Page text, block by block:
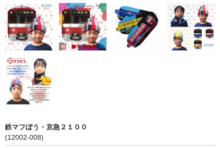
くつ下
新幹線シリーズ
貨物列車シリーズ
ふみきりシリーズ
木製玩具
その他雑貨
鉄マフぼう・京急２１００
(12002-008)